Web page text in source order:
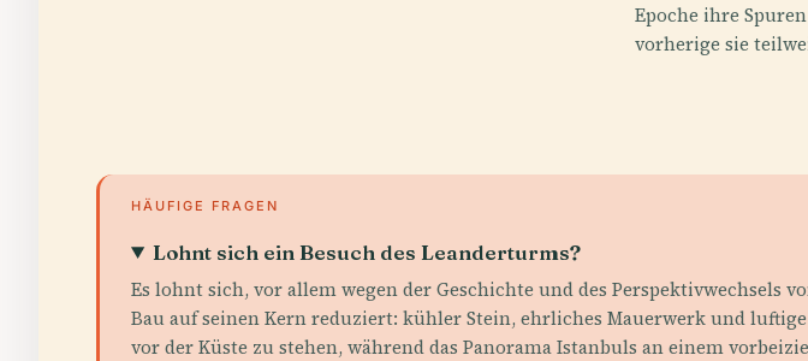
Epoche ihre
vorherige sie
HÄUFIGE FRAGEN
Lohnt sich ein Besuch des Leanderturms?
Es lohnt sich, vor allem wegen der Geschichte und des Perspektivwechsels
Bau auf seinen Kern reduziert: kühler Stein, ehrliches Mauerwerk und
vor der Küste zu stehen, während das Panorama Istanbuls an einem